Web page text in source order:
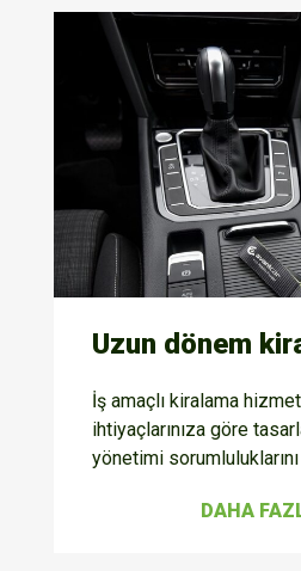
Uzun dönem
İş amaçlı kiralama
ihtiyaçlarınıza göre
yönetimi sorumluluklarını
DAHA